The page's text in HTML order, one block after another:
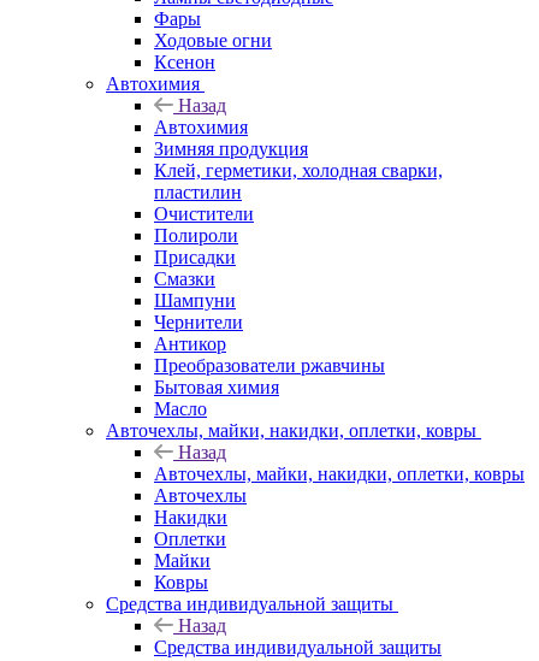
Фары
Ходовые огни
Ксенон
Автохимия
Назад
Автохимия
Зимняя продукция
Клей, герметики, холодная сварки,
пластилин
Очистители
Полироли
Присадки
Смазки
Шампуни
Чернители
Антикор
Преобразователи ржавчины
Бытовая химия
Масло
Авточехлы, майки, накидки, оплетки, ковры
Назад
Авточехлы, майки, накидки, оплетки, ковры
Авточехлы
Накидки
Оплетки
Майки
Ковры
Средства индивидуальной защиты
Назад
Средства индивидуальной защиты